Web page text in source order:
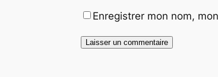
Enregistrer mon nom,